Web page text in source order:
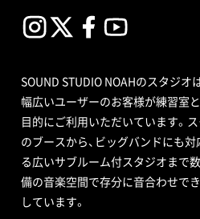
SOUND STUDIO NOAHのスタジオ
幅広いユーザーのお客様が練習室
目的にご利用いただいています。
のブースから、ビッグバンドにも
る広いサブルーム付スタジオまで
備の音楽空間で存分に音合わせで
しています。